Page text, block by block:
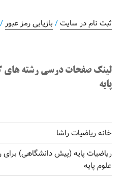
ثبت نام در سایت/ بازیابی رمز عبور /
لینک صفحات درسی رشته های
پایه
خانه ریاضیات راشا
ریاضیات پایه (پیش دانشگاهی)
علوم پایه